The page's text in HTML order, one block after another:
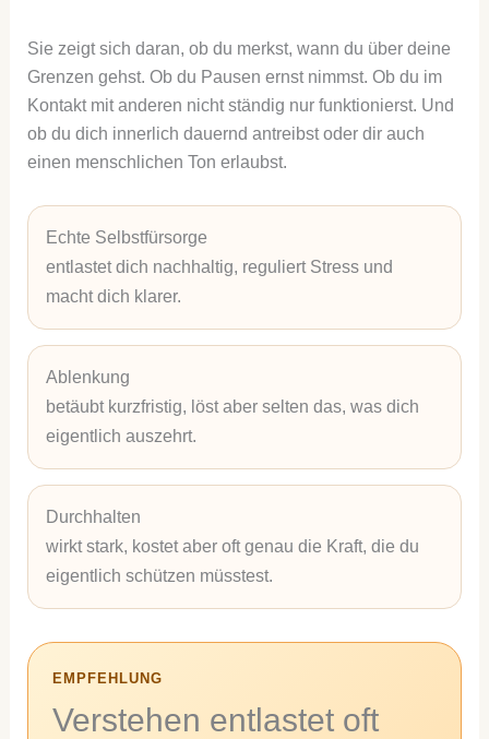
Sie zeigt sich daran, ob du merkst, wann du über deine
Grenzen gehst. Ob du Pausen ernst nimmst. Ob du im
Kontakt mit anderen nicht ständig nur funktionierst. Und
ob du dich innerlich dauernd antreibst oder dir auch
einen menschlichen Ton erlaubst.
Echte Selbstfürsorge
entlastet dich nachhaltig, reguliert Stress und
macht dich klarer.
Ablenkung
betäubt kurzfristig, löst aber selten das, was dich
eigentlich auszehrt.
Durchhalten
wirkt stark, kostet aber oft genau die Kraft, die du
eigentlich schützen müsstest.
EMPFEHLUNG
Verstehen entlastet oft